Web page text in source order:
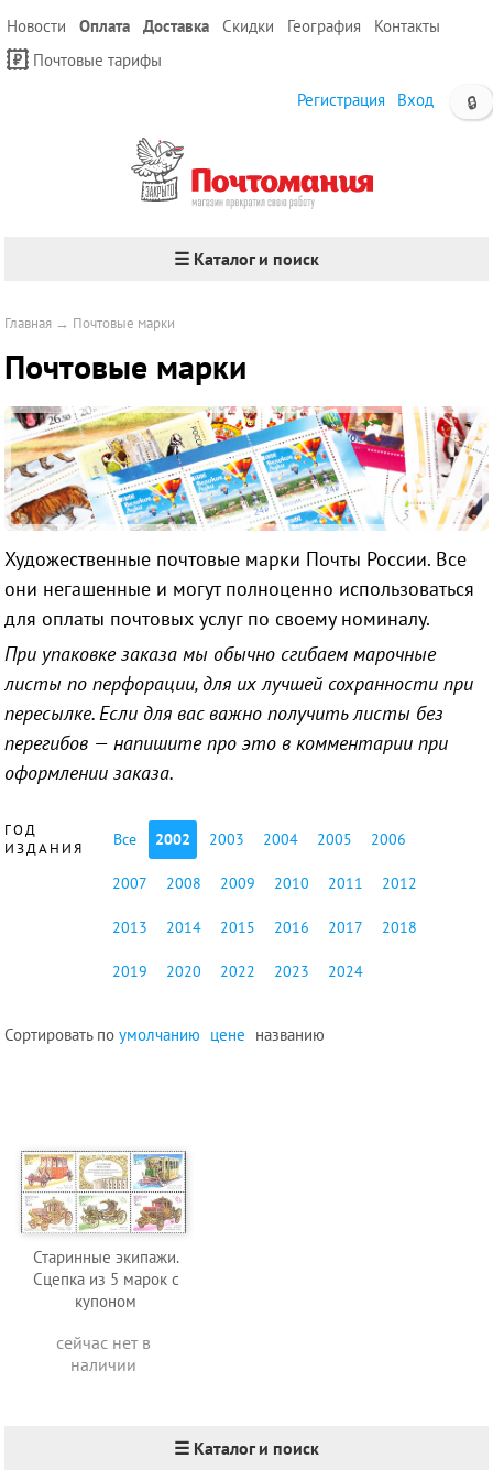
Новости Оплата Доставка Скидки География
Контакты
Почтовые тарифы
🔒
Регистрация Вход
☰ Каталог и поиск
Главная → Почтовые марки
Почтовые марки
Художественные почтовые марки Почты России. Все
они негашенные и могут полноценно использоваться
для оплаты почтовых услуг по своему номиналу.
При упаковке заказа мы обычно сгибаем марочные
листы по перфорации, для их лучшей сохранности при
пересылке. Если для вас важно получить листы без
перегибов — напишите про это в комментарии при
оформлении заказа.
ГОД
ИЗДАНИЯ
Все 2002 2003 2004 2005 2006
2007 2008 2009 2010 2011 2012
2013 2014 2015 2016 2017 2018
2019 2020 2022 2023 2024
Сортировать поумолчанию цене названию
Старинные экипажи.
Сцепка из 5 марок с
купоном
сейчас нет в
наличии
☰ Каталог и поиск